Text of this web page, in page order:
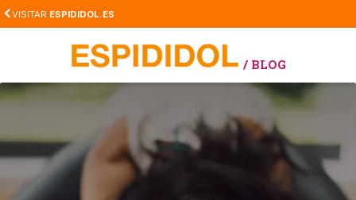
Skip
content
VISITAR ESPIDIDOL.ES
/ BLOG